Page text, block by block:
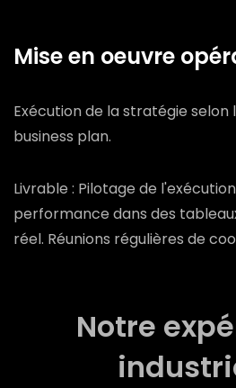
Mise en oeuvre
Exécution de la stratégie selon
business plan.
Livrable : Pilotage de
performance dans des
réel. Réunions régulières de
Notre